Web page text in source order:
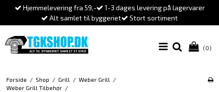
Hjemmelevering fra 59,-
1-3 dages levering på lagervarer
Alt samlet til byggeriet
Stort sortiment
(0)
Forside / Shop / Grill / Weber Grill
/
Weber Grill Tilbehør /